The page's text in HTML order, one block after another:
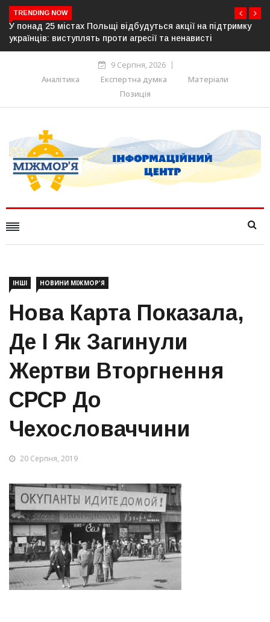
TRENDING NOW
містах Польщі відбудуться акції на підтримку
виступлять проти агресії та ненависті
Росія
9 Серпня, 2026
Аналітика
Експертна думка
Матеріали
Позиція
ІНШІ НОВИНИ МІЖМОР'Я
Нова Карта Показала,
Де І Як Загинули
Жертви Вторгнення
СРСР До
Чехословаччини
20 Серпня, 2019